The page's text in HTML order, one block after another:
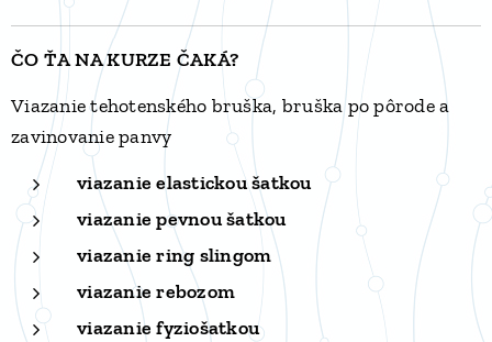
ČO ŤA NA KURZE ČAKÁ?
Viazanie tehotenského bruška, bruška po pôrode a
zavinovanie panvy
viazanie elastickou šatkou
viazanie pevnou šatkou
viazanie ring slingom
viazanie rebozom
viazanie fyziošatkou